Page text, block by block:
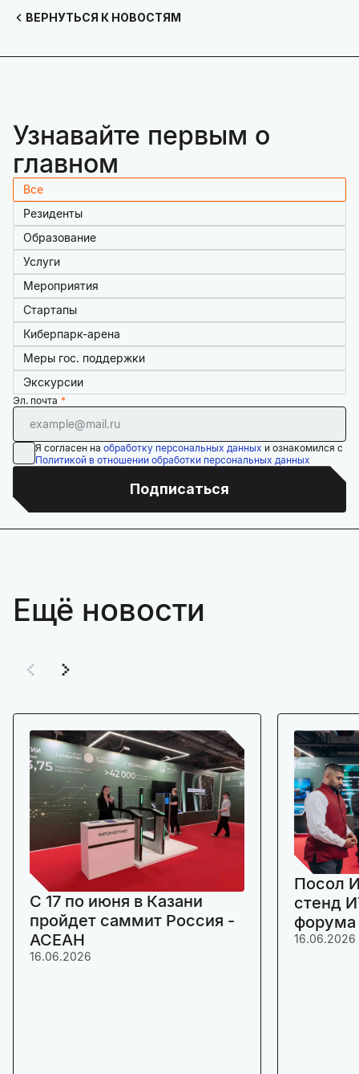
ВЕРНУТЬСЯ К НОВОСТЯМ
Узнавайте первым о
главном
Все
Резиденты
Образование
Услуги
Мероприятия
Стартапы
Киберпарк-арена
Меры гос. поддержки
Экскурсии
Эл. почта
Я согласен на обработку персональных данных и ознакомился с
Политикой в отношении обработки персональных данных
Подписаться
Ещё новости
C 17 по июня в Казани
пройдет саммит Россия -
АСЕАН
16.06.2026
Посол
стенд
16.06.2026